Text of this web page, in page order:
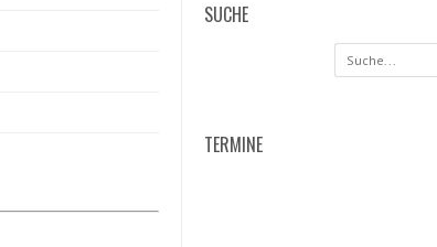
SUCHE
TERMINE